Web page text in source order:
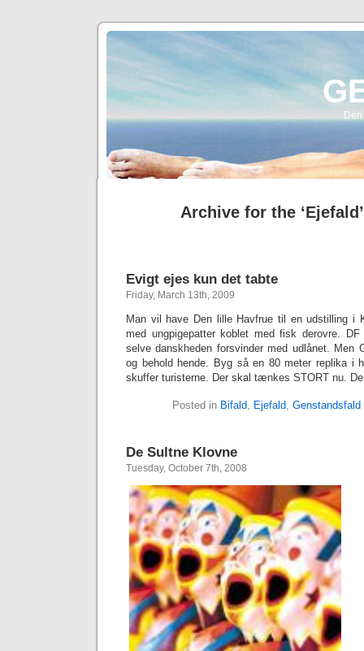
Archive for the
Evigt ejes kun det tabte
Friday, March 13th, 2009
Man vil have Den lille Havfrue til en udstilling i
med ungpigepatter koblet med fisk derovre.
selve danskheden forsvinder med udlånet. Men
og behold hende. Byg så en 80 meter replika i
skuffer turisterne. Der skal tænkes STORT nu.
Posted in Bifald, Ejefald, Genstandsfald
De Sultne Klovne
Tuesday, October 7th, 2008